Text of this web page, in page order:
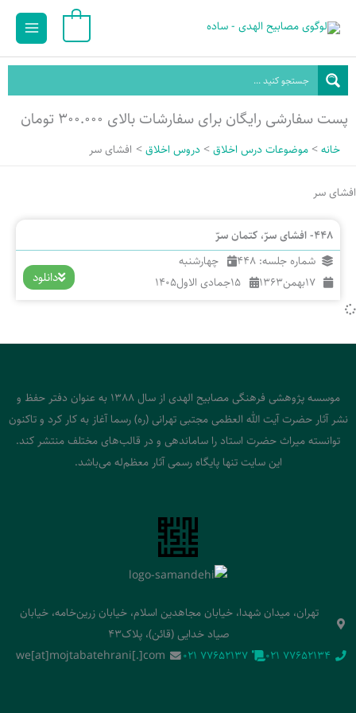
محتوا
Main
پست سفارشی رایگان برای سفارشات بالای ۳۰۰.۰۰۰ تومان
خانه موضوعات درس اخلاق دروس اخلاق افشای سر
افشای سر
448- افشای سرّ، کتمان سرّ
شماره جلسه: 448
چهارشنبه
17بهمن1363
15جمادی الاول1405 دانلود
موسسه پژوهشی فرهنگی مصابیح الهدی از سال 1388 به عنوان دفتر حفظ و
نشر آثار حضرت آیت الله العظمی مجتبی تهرانی (ره) رسما آغاز به کار کرد و تاکنون
توانسته میراث حضرت استاد را ساماندهی و در قالب‌های مختلف منتشر کند.
این سایت تنها پایگاه رسمی آثار معظم‌له می‌باشد.
تهران، میدان شهدا، خیابان مجاهدین اسلام، خیابان زرین‌خامه، خیابان
صیاد خدایی (قائن)، پلاک43
‭021 77652134‬
‭021 77652137‬
we[at]mojtabatehrani[.]com